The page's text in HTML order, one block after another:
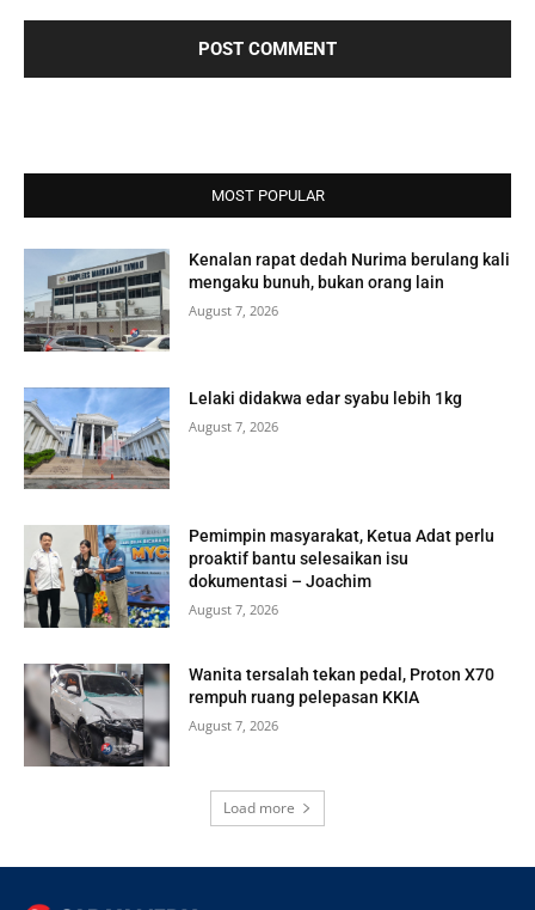
MOST POPULAR
Kenalan rapat dedah Nurima berulang kali
mengaku bunuh, bukan orang lain
August 7, 2026
Lelaki didakwa edar syabu lebih 1kg
August 7, 2026
Pemimpin masyarakat, Ketua Adat perlu
proaktif bantu selesaikan isu
dokumentasi – Joachim
August 7, 2026
Wanita tersalah tekan pedal, Proton X70
rempuh ruang pelepasan KKIA
August 7, 2026
Load more